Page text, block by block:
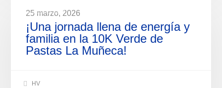
25 marzo, 2026
¡Una jornada llena de energía y
familia en la 10K Verde de
Pastas La Muñeca!
HV